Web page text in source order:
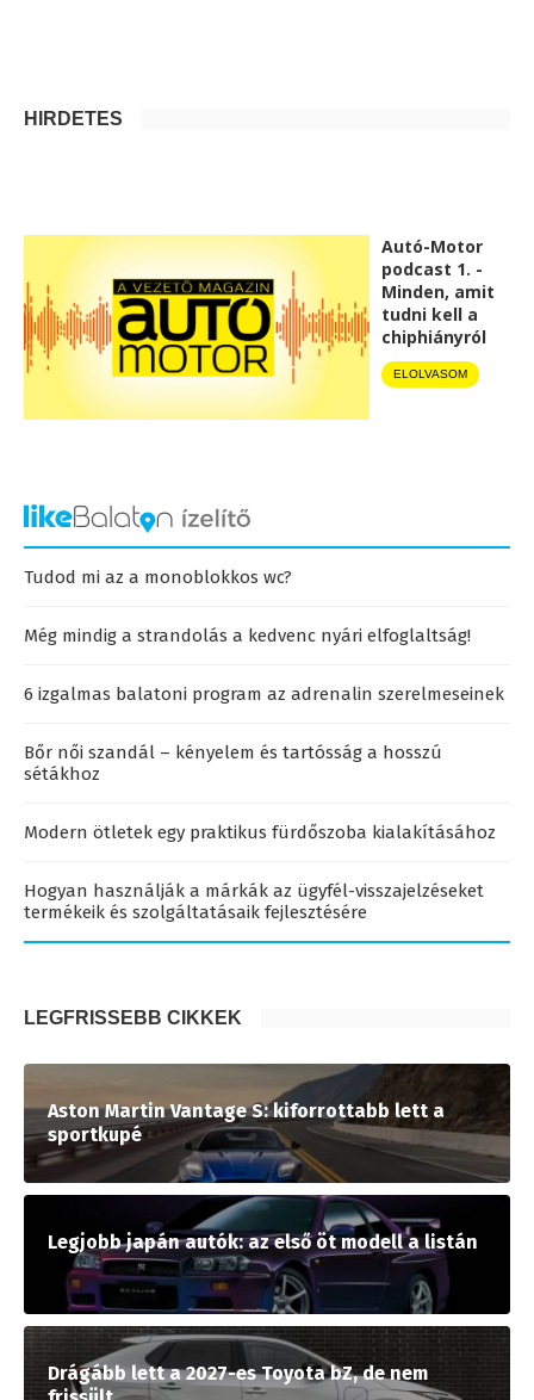
HIRDETÉS
Autó-Motor
podcast 1. -
Minden, amit
tudni kell a
chiphiányról
ELOLVASOM
Tudod mi az a monoblokkos wc?
Még mindig a strandolás a kedvenc nyári elfoglaltság!
6 izgalmas balatoni program az adrenalin szerelmeseinek
Bőr női szandál – kényelem és tartósság a hosszú
sétákhoz
Modern ötletek egy praktikus fürdőszoba kialakításához
Hogyan használják a márkák az ügyfél-visszajelzéseket
termékeik és szolgáltatásaik fejlesztésére
LEGFRISSEBB CIKKEK
Aston Martin Vantage S: kiforrottabb lett a
sportkupé
Legjobb japán autók: az első öt modell a listán
Drágább lett a 2027-es Toyota bZ, de nem